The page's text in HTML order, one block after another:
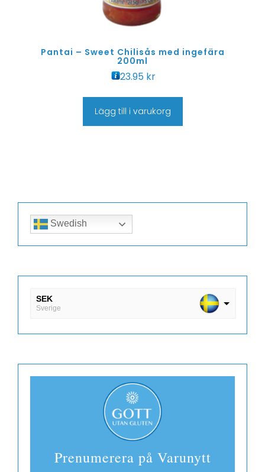
Pantai – Sweet Chilisås med ingefära
200ml
23.95 kr
Lägg till i varukorg
Swedish
SEK
Sverige
EUR
Prenumerera på Varunytt